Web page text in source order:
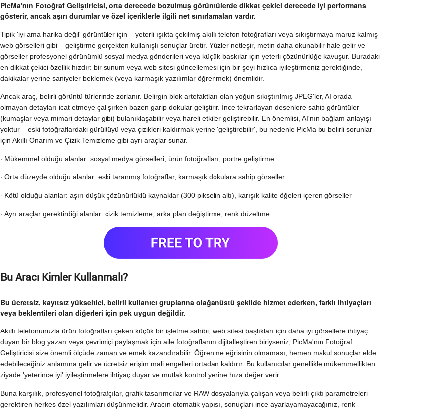
PicMa'nın Fotoğraf Geliştiricisi, orta derecede bozulmuş görüntülerde dikkat çekici derecede iyi performans
gösterir, ancak aşırı durumlar ve özel içeriklerle ilgili net sınırlamaları vardır.
Tipik 'iyi ama harika değil' görüntüler için – yeterli ışıkta çekilmiş akıllı telefon fotoğrafları veya sıkıştırmaya maruz kalmış
web görselleri gibi – geliştirme gerçekten kullanışlı sonuçlar üretir. Yüzler netleşir, metin daha okunabilir hale gelir ve
görseller profesyonel görünümlü sosyal medya gönderileri veya küçük baskılar için yeterli çözünürlüğe kavuşur. Buradaki
en dikkat çekici özellik hızdır: bir sunum veya web sitesi güncellemesi için bir şeyi hızlıca iyileştirmeniz gerektiğinde,
dakikalar yerine saniyeler beklemek (veya karmaşık yazılımlar öğrenmek) önemlidir.
Ancak araç, belirli görüntü türlerinde zorlanır. Belirgin blok artefaktları olan yoğun sıkıştırılmış JPEG'ler, AI orada
olmayan detayları icat etmeye çalışırken bazen garip dokular geliştirir. İnce tekrarlayan desenlere sahip görüntüler
(kumaşlar veya mimari detaylar gibi) bulanıklaşabilir veya hareli etkiler geliştirebilir. En önemlisi, AI'nın bağlam anlayışı
yoktur – eski fotoğraflardaki gürültüyü veya çizikleri kaldırmak yerine 'geliştirebilir', bu nedenle PicMa bu belirli sorunlar
için Akıllı Onarım ve Çizik Temizleme gibi ayrı araçlar sunar.
· Mükemmel olduğu alanlar: sosyal medya görselleri, ürün fotoğrafları, portre geliştirme
·Orta düzeyde olduğu alanlar: eski taranmış fotoğraflar, karmaşık dokulara sahip görseller
· Kötü olduğu alanlar: aşırı düşük çözünürlüklü kaynaklar (300 pikselin altı), karışık kalite öğeleri içeren görseller
·Ayrı araçlar gerektirdiği alanlar: çizik temizleme, arka plan değiştirme, renk düzeltme
Bu Aracı Kimler Kullanmalı?
Bu ücretsiz, kayıtsız yükseltici, belirli kullanıcı gruplarına olağanüstü şekilde hizmet ederken, farklı ihtiyaçları
veya beklentileri olan diğerleri için pek uygun değildir.
Akıllı telefonunuzla ürün fotoğrafları çeken küçük bir işletme sahibi, web sitesi başlıkları için daha iyi görsellere ihtiyaç
duyan bir blog yazarı veya çevrimiçi paylaşmak için aile fotoğraflarını dijitalleştiren biriyseniz, PicMa'nın Fotoğraf
Geliştiricisi size önemli ölçüde zaman ve emek kazandırabilir. Öğrenme eğrisinin olmaması, hemen makul sonuçlar elde
edebileceğiniz anlamına gelir ve ücretsiz erişim mali engelleri ortadan kaldırır. Bu kullanıcılar genellikle mükemmellikten
ziyade 'yeterince iyi' iyileştirmelere ihtiyaç duyar ve mutlak kontrol yerine hıza değer verir.
Buna karşılık, profesyonel fotoğrafçılar, grafik tasarımcılar ve RAW dosyalarıyla çalışan veya belirli çıktı parametreleri
gerektiren herkes özel yazılımları düşünmelidir. Aracın otomatik yapısı, sonuçları ince ayarlayamayacağınız, renk